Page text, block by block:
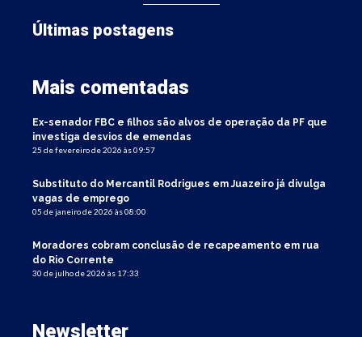
Últimas postagens
Mais comentadas
Ex-senador FBC e filhos são alvos de operação da PF que
investiga desvios de emendas
25 de fevereiro de 2026 às 09:57
Substituto do Mercantil Rodrigues em Juazeiro já divulga
vagas de emprego
05 de janeiro de 2026 às 08:00
Moradores cobram conclusão de recapeamento em rua
do Rio Corrente
30 de julho de 2026 às 17:33
Newsletter